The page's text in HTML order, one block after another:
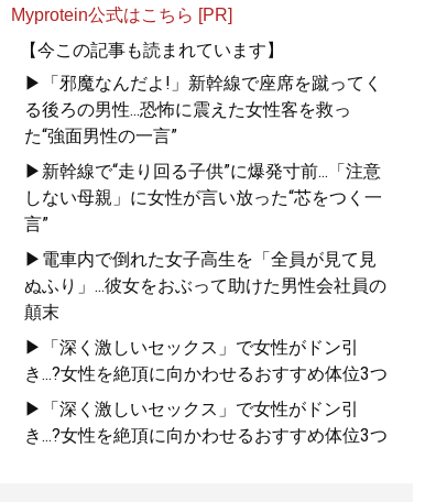
Myprotein公式はこちら [PR]
【今この記事も読まれています】
▶「邪魔なんだよ!」新幹線で座席を蹴ってく
る後ろの男性...恐怖に震えた女性客を救っ
た“強面男性の一言”
▶新幹線で“走り回る子供”に爆発寸前...「注意
しない母親」に女性が言い放った“芯をつく一
言”
▶電車内で倒れた女子高生を「全員が見て見
ぬふり」...彼女をおぶって助けた男性会社員の
顛末
▶「深く激しいセックス」で女性がドン引
き...?女性を絶頂に向かわせるおすすめ体位3つ
▶「深く激しいセックス」で女性がドン引
き...?女性を絶頂に向かわせるおすすめ体位3つ